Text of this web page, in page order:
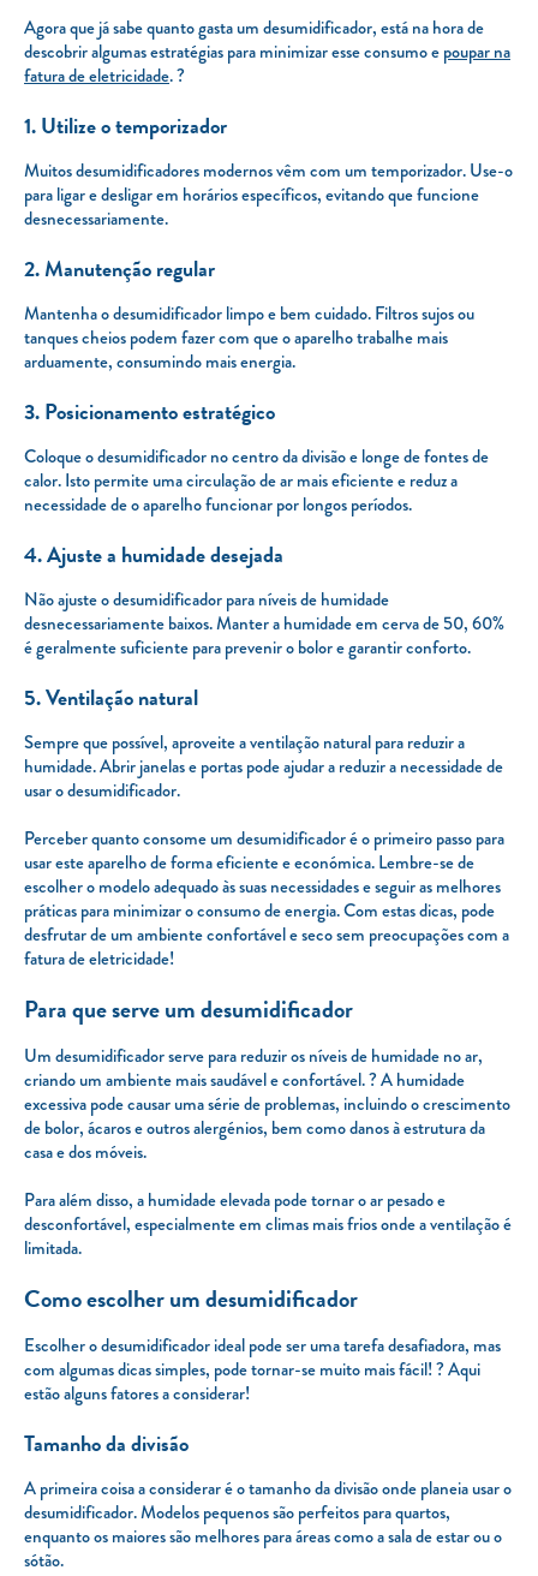
Agora que já sabe quanto gasta um desumidificador, está na hora de
descobrir algumas estratégias para minimizar esse consumo epoupar na
fatura de eletricidade. ?
1. Utilize o temporizador
Muitos desumidificadores modernos vêm com um temporizador. Use-o
para ligar e desligar em horários específicos, evitando que funcione
desnecessariamente.
2. Manutenção regular
Mantenha o desumidificador limpo e bem cuidado. Filtros sujos ou
tanques cheios podem fazer com que o aparelho trabalhe mais
arduamente, consumindo mais energia.
3. Posicionamento estratégico
Coloque o desumidificador no centro da divisão e longe de fontes de
calor. Isto permite uma circulação de ar mais eficiente e reduz a
necessidade de o aparelho funcionar por longos períodos.
4. Ajuste a humidade desejada
Não ajuste o desumidificador para níveis de humidade
desnecessariamente baixos. Manter a humidade em cerva de 50, 60%
é geralmente suficiente para prevenir o bolor e garantir conforto.
5. Ventilação natural
Sempre que possível, aproveite a ventilação natural para reduzir a
humidade. Abrir janelas e portas pode ajudar a reduzir a necessidade de
usar o desumidificador.
Perceber quanto consome um desumidificador é o primeiro passo para
usar este aparelho de forma eficiente e económica. Lembre-se de
escolher o modelo adequado às suas necessidades e seguir as melhores
práticas para minimizar o consumo de energia. Com estas dicas, pode
desfrutar de um ambiente confortável e seco sem preocupações com a
fatura de eletricidade!
Para que serve um desumidificador
Um desumidificador serve para reduzir os níveis de humidade no ar,
criando um ambiente mais saudável e confortável. ? A humidade
excessiva pode causar uma série de problemas, incluindo o crescimento
de bolor, ácaros e outros alergénios, bem como danos à estrutura da
casa e dos móveis.
Para além disso, a humidade elevada pode tornar o ar pesado e
desconfortável, especialmente em climas mais frios onde a ventilação é
limitada.
Como escolher um desumidificador
Escolher o desumidificador ideal pode ser uma tarefa desafiadora, mas
com algumas dicas simples, pode tornar-se muito mais fácil! ? Aqui
estão alguns fatores a considerar!
Tamanho da divisão
A primeira coisa a considerar é o tamanho da divisão onde planeia usar o
desumidificador. Modelos pequenos são perfeitos para quartos,
enquanto os maiores são melhores para áreas como a sala de estar ou o
sótão.